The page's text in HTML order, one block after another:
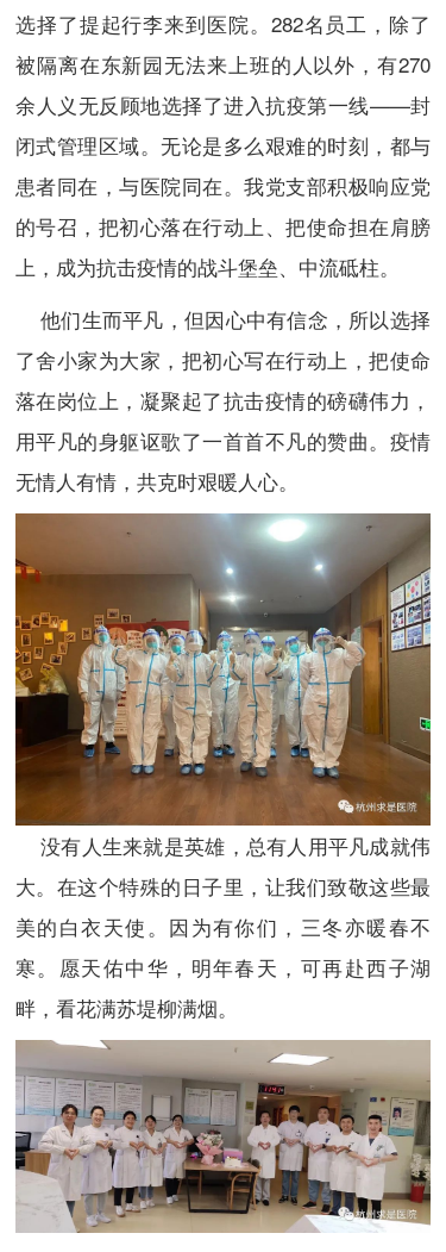
选择了提起行李来到医院。282名员工，除了
被隔离在东新园无法来上班的人以外，有270
余人义无反顾地选择了进入抗疫第一线——封
闭式管理区域。无论是多么艰难的时刻，都与
患者同在，与医院同在。我党支部积极响应党
的号召，把初心落在行动上、把使命担在肩膀
上，成为抗击疫情的战斗堡垒、中流砥柱。
他们生而平凡，但因心中有信念，所以选择
了舍小家为大家，把初心写在行动上，把使命
落在岗位上，凝聚起了抗击疫情的磅礴伟力，
用平凡的身躯讴歌了一首首不凡的赞曲。疫情
无情人有情，共克时艰暖人心。
没有人生来就是英雄，总有人用平凡成就伟
大。在这个特殊的日子里，让我们致敬这些最
美的白衣天使。因为有你们，三冬亦暖春不
寒。愿天佑中华，明年春天，可再赴西子湖
畔，看花满苏堤柳满烟。